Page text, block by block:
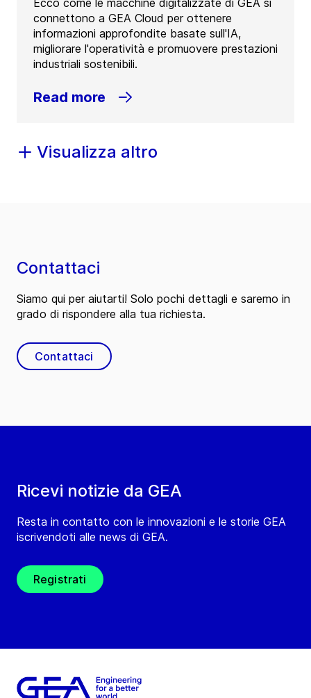
Ecco come le macchine digitalizzate di GEA si
connettono a GEA Cloud per ottenere
informazioni approfondite basate sull'IA,
migliorare l'operatività e promuovere prestazioni
industriali sostenibili.
Read more
Visualizza altro
Ricevi notizie da GEA
Resta in contatto con le innovazioni e le storie GEA
iscrivendoti alle news di GEA.
Registrati
Contattaci
Siamo qui per aiutarti! Solo pochi dettagli e saremo in
grado di rispondere alla tua richiesta.
Contattaci